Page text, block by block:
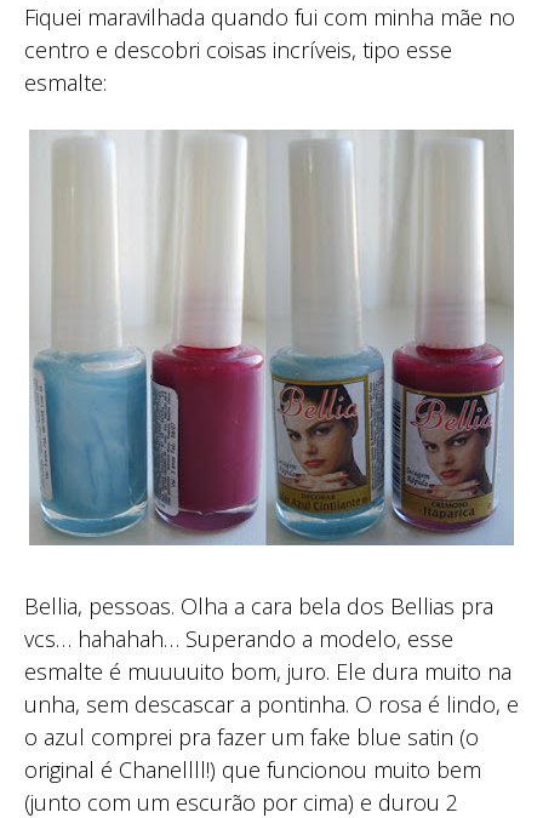
Fiquei maravilhada quando fui com minha mãe no
centro e descobri coisas incríveis, tipo esse
esmalte:
Bellia, pessoas. Olha a cara bela dos Bellias pra
vcs… hahahah… Superando a modelo, esse
esmalte é muuuuito bom, juro. Ele dura muito na
unha, sem descascar a pontinha. O rosa é lindo, e
o azul comprei pra fazer um fake blue satin (o
original é Chanellll!) que funcionou muito bem
(junto com um escurão por cima) e durou 2